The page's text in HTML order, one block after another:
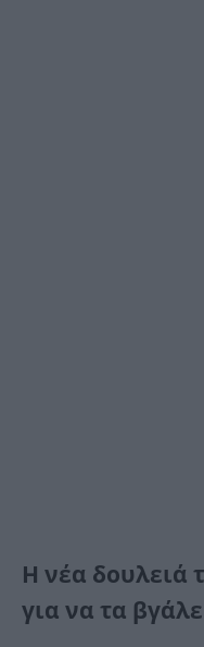
Η νέα δουλειά
για να τα